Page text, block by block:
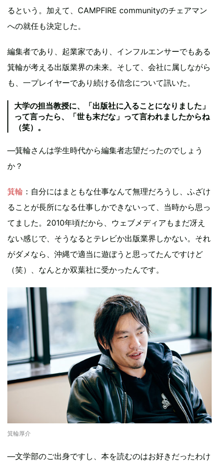
るという。加えて、CAMPFIRE communityのチェアマン
への就任も決定した。
編集者であり、起業家であり、インフルエンサーでもある
箕輪が考える出版業界の未来。そして、会社に属しながら
も、一プレイヤーであり続ける信念について訊いた。
大学の担当教授に、「出版社に入ることになりました」
って言ったら、「世も末だな」って言われましたからね
（笑）。
—箕輪さんは学生時代から編集者志望だったのでしょう
か？
箕輪 ：自分にはまともな仕事なんて無理だろうし、ふざけ
ることが長所になる仕事しかできないって、当時から思っ
てました。2010年頃だから、ウェブメディアもまだ冴え
ない感じで、そうなるとテレビか出版業界しかない。それ
がダメなら、沖縄で適当に遊ぼうと思ってたんですけど
（笑）、なんとか双葉社に受かったんです。
箕輪厚介
—文学部のご出身ですし、本を読むのはお好きだったわけ